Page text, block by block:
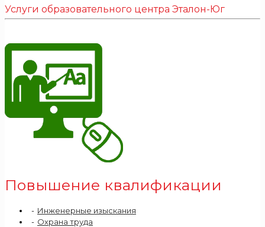
Услуги образовательного центра Эталон-Юг
Повышение квалификации
Инженерные изыскания
Охрана труда